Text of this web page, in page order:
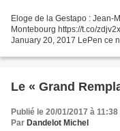
Eloge de la Gestapo : Jean-
Montebourg https://t.co/
January 20, 2017 LePen ce
Le « Grand
Publié le 20/01/2017 à 11:38
Par Dandelot Michel